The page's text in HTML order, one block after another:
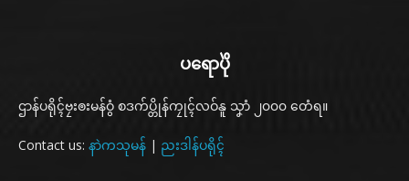
ပရောပိုဲ
ဌာန်ပရိုၚ်ဗၠးၜးမန်ဝွံ စဒက်ပ္တိုန်ကၠုၚ်လဝ်နူ သၞာံ ၂၀၀၀ တေံရ။
Contact us: နာဲကသုမန် | ညးဒါန်ပရိုၚ်